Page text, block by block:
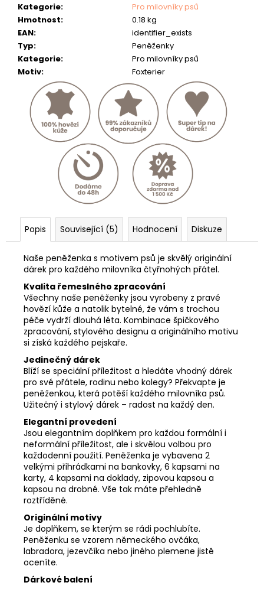
Kategorie:
Pro milovníky psů
Hmotnost:
0.18 kg
EAN:
identifier_exists
Typ:
Peněženky
Kategorie:
Pro milovníky psů
Motiv: Foxterier
Popis Související (5) Hodnocení Diskuze
Naše peněženka s motivem psů je skvělý originální
dárek pro každého milovníka čtyřnohých přátel.
Kvalita řemeslného zpracování
Všechny naše peněženky jsou vyrobeny z pravé
hovězí kůže a natolik bytelné, že vám s trochou
péče vydrží dlouhá léta. Kombinace špičkového
zpracování, stylového designu a originálního motivu
si získá každého pejskaře.
Jedinečný dárek
Blíží se speciální příležitost a hledáte vhodný dárek
pro své přátele, rodinu nebo kolegy? Překvapte je
peněženkou, která potěší každého milovníka psů.
Užitečný i stylový dárek – radost na každý den.
Elegantní provedení
Jsou elegantním doplňkem pro každou formální i
neformální příležitost, ale i skvělou volbou pro
každodenní použití. Peněženka je vybavena 2
velkými přihrádkami na bankovky, 6 kapsami na
karty, 4 kapsami na doklady, zipovou kapsou a
kapsou na drobné. Vše tak máte přehledně
roztříděné.
Originální motivy
Je doplňkem, se kterým se rádi pochlubíte.
Peněženku se vzorem německého ovčáka,
labradora, jezevčíka nebo jiného plemene jistě
oceníte.
Dárkové balení
40
807
Kč